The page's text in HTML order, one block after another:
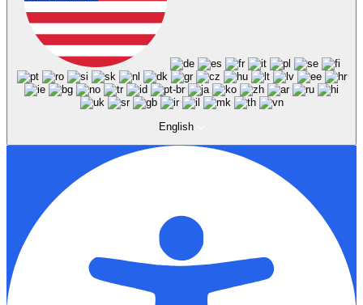
English